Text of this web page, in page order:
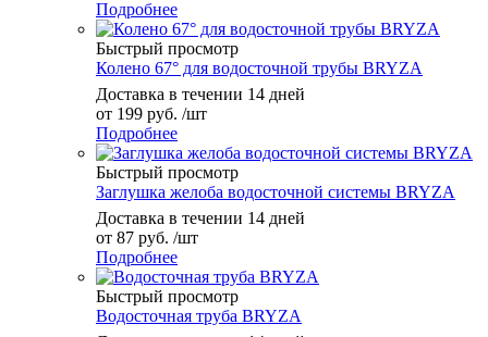
Подробнее
Быстрый просмотр
Колено 67° для водосточной трубы BRYZA
Доставка в течении 14 дней
от 199 руб. /шт
Подробнее
Быстрый просмотр
Заглушка желоба водосточной системы BRYZA
Доставка в течении 14 дней
от 87 руб. /шт
Подробнее
Быстрый просмотр
Водосточная труба BRYZA